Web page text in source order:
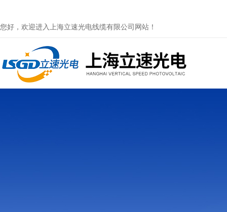
您好，欢迎进入上海立速光电线缆有限公司网站！